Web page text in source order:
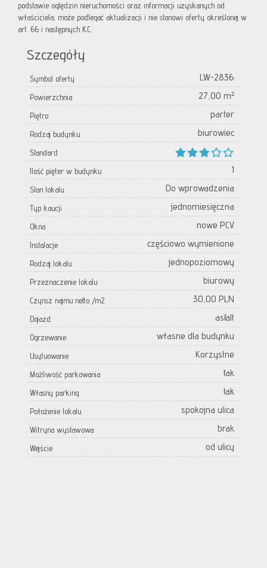
podstawie oględzin nieruchomości oraz informacji uzyskanych od
właściciela, może podlegać aktualizacji i nie stanowi oferty określonej w
art. 66 i następnych K.C.
Szczegóły
Symbol oferty LW-2836
Powierzchnia 27,00 m²
Piętro parter
Rodzaj budynku biurowiec
Standard
Ilość pięter w budynku
1
Stan lokalu Do wprowadzenia
Typ kaucji jednomiesięczna
Okna nowe PCV
Instalacje częściowo wymienione
Rodzaj lokalu jednopoziomowy
Przeznaczenie lokalu biurowy
Czynsz najmu netto /m2 30,00 PLN
Dojazd asfalt
Ogrzewanie własne dla budynku
Usytuowanie Korzystne
Możliwość parkowania tak
Własny parking tak
Położenie lokalu spokojna ulica
Witryna wystawowa brak
Wejście od ulicy